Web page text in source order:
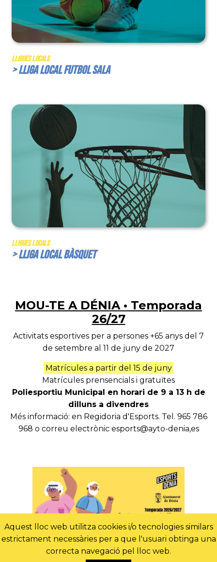
Lligues Locals
> Lliga Local Futbol Sala
Lligues Locals
> Lliga Local Bàsquet
MOU-TE A DÉNIA • Temporada
26/27
Activitats esportives per a persones +65 anys del 7
de setembre al 11 de juny de 2027
Matrícules a partir del 15 de juny
Matrícules prensencials i gratuïtes
Poliesportiu Municipal en horari de 9 a 13 h de
dilluns a divendres
Més informació: en Regidoria d'Esports. Tel. 965 786
968 o correu electrònic esports@ayto-denia,es
Aquest lloc web utilitza cookies i/o tecnologies similars
estrictament necessàries per a que l'usuari obtinga una
correcta navegació pel lloc web.